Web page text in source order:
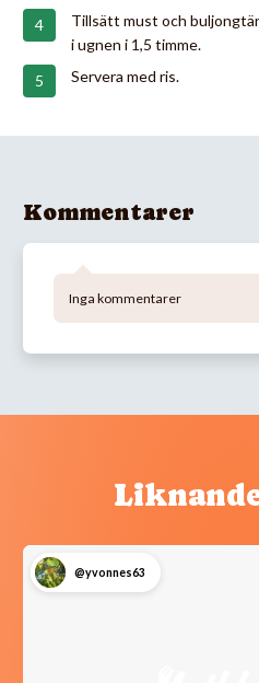
Tillsätt must och
i ugnen i 1,5 timme.
Servera med ris.
Kommentarer
Inga kommentarer
@yvonnes63